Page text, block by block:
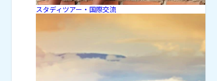
スタディツアー・国際交流